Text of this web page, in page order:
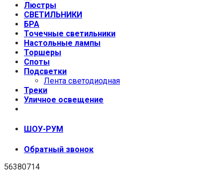
Люстры
СВЕТИЛЬНИКИ
БРА
Точечные светильники
Настольные лампы
Торшеры
Споты
Подсветки
Лента светодиодная
Треки
Уличное освещение
ШОУ-РУМ
Обратный звонок
56380714